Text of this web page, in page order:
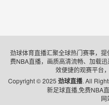
劲球体育直播汇聚全球热门赛事，
费NBA直播，画质高清流畅、加载
效便捷的观赛平台
Copyright © 2025 劲球直播. All
新足球直播,免费NBA
网